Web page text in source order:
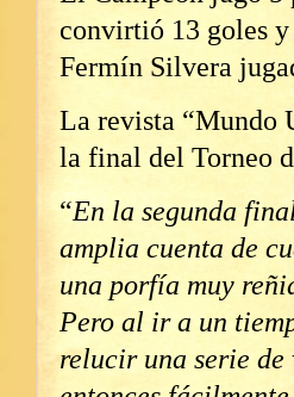
convirtió 13 goles
Fermín Silvera
La revista “Mundo
la final del Torneo
“En la segunda
amplia cuenta de
una porfía muy
Pero al ir a un
relucir una serie de